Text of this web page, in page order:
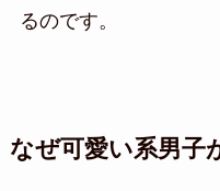
るのです。
なぜ可愛い系男子